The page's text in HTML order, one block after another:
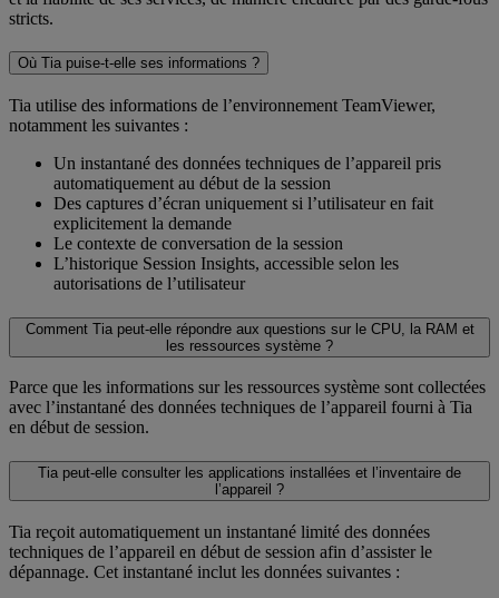
stricts.
Où Tia puise-t-elle ses informations ?
Tia utilise des informations de l’environnement TeamViewer,
notamment les suivantes :
Un instantané des données techniques de l’appareil pris
automatiquement au début de la session
Des captures d’écran uniquement si l’utilisateur en fait
explicitement la demande
Le contexte de conversation de la session
L’historique Session Insights, accessible selon les
autorisations de l’utilisateur
Comment Tia peut-elle répondre aux questions sur le CPU, la RAM et
les ressources système ?
Parce que les informations sur les ressources système sont collectées
avec l’instantané des données techniques de l’appareil fourni à Tia
en début de session.
Tia peut-elle consulter les applications installées et l’inventaire de
l’appareil ?
Tia reçoit automatiquement un instantané limité des données
techniques de l’appareil en début de session afin d’assister le
dépannage. Cet instantané inclut les données suivantes :